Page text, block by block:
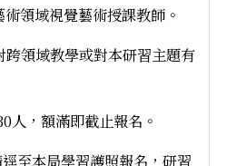
領域視覺藝術授課教師。
領域教學或對本研習主題有
，額滿即截止報名。
本局學習護照報名，研習